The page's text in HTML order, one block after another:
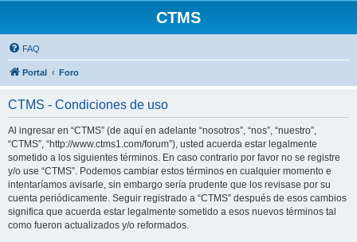
CTMS
FAQ
Portal Foro
CTMS - Condiciones de uso
Al ingresar en “CTMS” (de aquí en adelante “nosotros”, “nos”, “nuestro”,
“CTMS”, “http://www.ctms1.com/forum”), usted acuerda estar legalmente
sometido a los siguientes términos. En caso contrario por favor no se registre
y/o use “CTMS”. Podemos cambiar estos términos en cualquier momento e
intentaríamos avisarle, sin embargo sería prudente que los revisase por su
cuenta periódicamente. Seguir registrado a “CTMS” después de esos cambios
significa que acuerda estar legalmente sometido a esos nuevos términos tal
como fueron actualizados y/o reformados.